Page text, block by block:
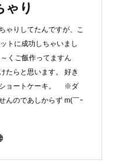
ゃり
ゃりしてたんですが、こ
トに成功しちゃいまし
くご飯作ってますん
たらと思います。 好き
ショートケーキ。 ※ダ
んのであしからず m(￣ｰ